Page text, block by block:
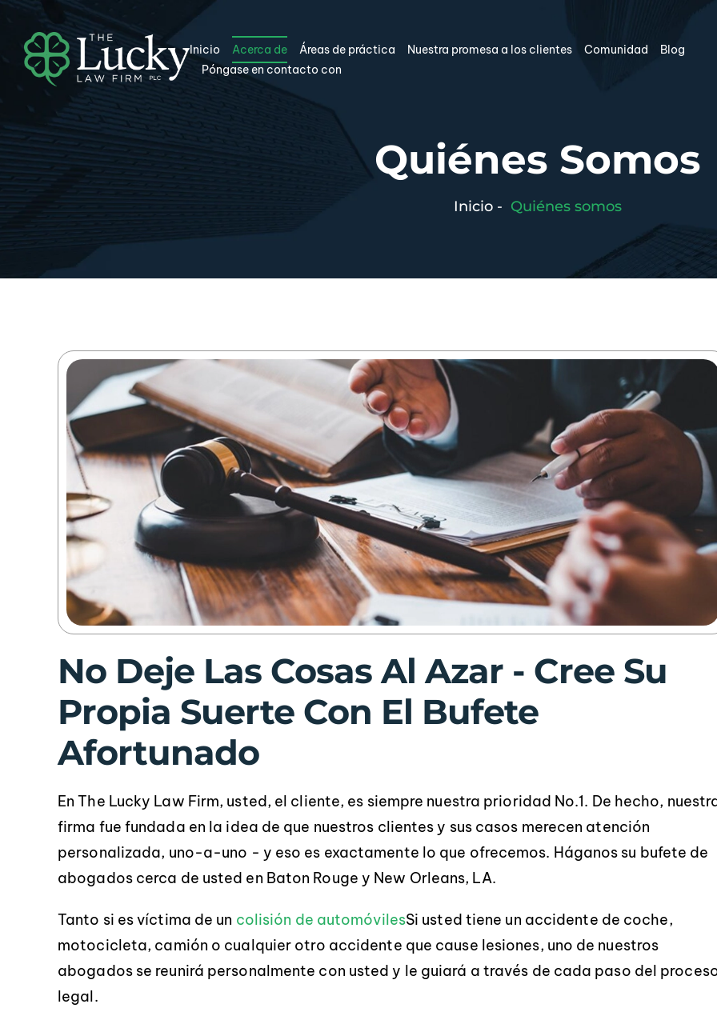
Inicio Acerca de Áreas de práctica Nuestra promesa a los clientes Comunidad
Blog
Póngase en contacto con
Quiénes Somos
Inicio - Quiénes somos
No Deje Las Cosas Al Azar - Cree Su
Propia Suerte Con El Bufete
Afortunado
En The Lucky Law Firm, usted, el cliente, es siempre nuestra prioridad No.1. De hecho,
firma fue fundada en la idea de que nuestros clientes y sus casos merecen atención
personalizada, uno-a-uno - y eso es exactamente lo que ofrecemos. Háganos su bufete de
abogados cerca de usted en Baton Rouge y New Orleans, LA.
Tanto si es víctima de un colisión de automóvilesSi usted tiene un accidente de coche,
motocicleta, camión o cualquier otro accidente que cause lesiones, uno de nuestros
abogados se reunirá personalmente con usted y le guiará a través de cada paso del
legal.
profesional e informativo. Hicieron
que mi proceso fuera
extremadamente sencillo, sin
extremadamente
durante todo el
preguntas y
manejadas